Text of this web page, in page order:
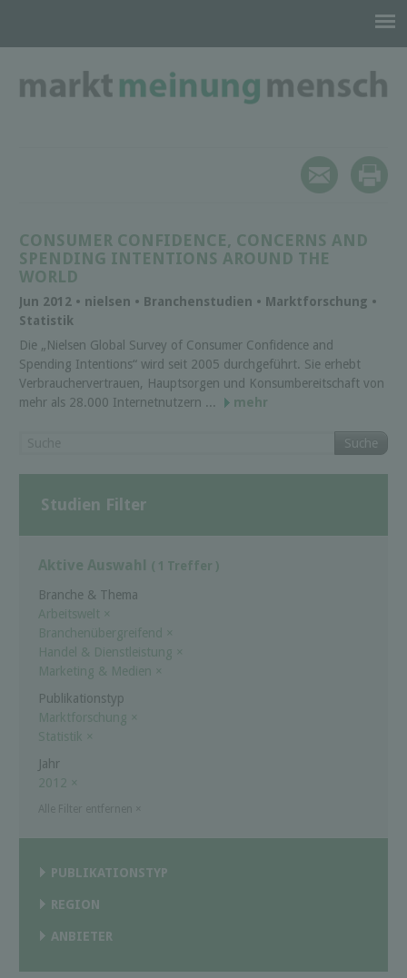
CONSUMER CONFIDENCE, CONCERNS AND
SPENDING INTENTIONS AROUND THE
WORLD
Jun 2012 • nielsen • Branchenstudien • Marktforschung •
Statistik
Die „Nielsen Global Survey of Consumer Confidence and
Spending Intentions“ wird seit 2005 durchgeführt. Sie erhebt
Verbrauchervertrauen, Hauptsorgen und Konsumbereitschaft von
mehr als 28.000 Internetnutzern ...
mehr
Suche
Studien Filter
Aktive Auswahl ( 1 Treffer )
Branche & Thema
Arbeitswelt ×
Branchenübergreifend
×
Handel & Dienstleistung ×
Marketing & Medien ×
Publikationstyp
Marktforschung ×
Statistik ×
Jahr
2012 ×
PUBLIKATIONSTYP
REGION
ANBIETER